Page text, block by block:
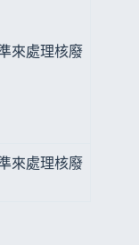
來處理核廢
來處理核廢